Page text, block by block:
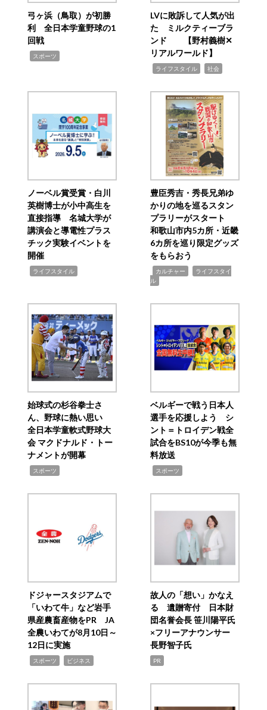
弓ヶ浜（鳥取）が初勝
利 全日本学童野球の1
回戦
スポーツ
LVに敗訴して人気が出
た ミルクティーブラ
ンド 【野村義樹✕
リアルワールド】
ライフスタイル 社会
ノーベル賞受賞・白川
英樹博士が小中高生を
直接指導 名城大学が
講演会と導電性プラス
チック実験イベントを
開催
ライフスタイル
豊臣秀吉・秀長兄弟ゆ
かりの地を巡るスタン
プラリーがスタート
和歌山市内5カ所・近畿
6カ所を巡り限定グッズ
をもらおう
カルチャー
ライフスタイ
ル
始球式の杉谷拳士さ
ん、野球に熱い思い
全日本学童軟式野球大
会 マクドナルド・トー
ナメントが開幕
スポーツ
ベルギーで戦う日本人
選手を応援しよう シ
ント＝トロイデン戦全
試合をBS10が今季も無
料放送
スポーツ
ドジャースタジアムで
「いわて牛」など岩手
県産農畜産物をPR JA
全農いわてが8月10日～
12日に実施
スポーツ ビジネス
故人の「想い」かなえ
る 遺贈寄付 日本財
団名誉会長 笹川陽平氏
×フリーアナウンサー
長野智子氏
PR